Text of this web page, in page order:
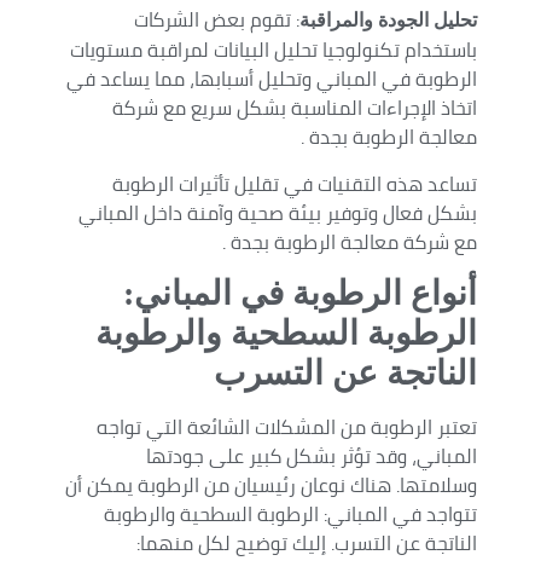
تحليل الجودة والمراقبة: تقوم بعض الشركات
باستخدام تكنولوجيا تحليل البيانات لمراقبة مستويات
الرطوبة في المباني وتحليل أسبابها، مما يساعد في
اتخاذ الإجراءات المناسبة بشكل سريع مع شركة
معالجة الرطوبة بجدة .
تساعد هذه التقنيات في تقليل تأثيرات الرطوبة
بشكل فعال وتوفير بيئة صحية وآمنة داخل المباني
مع شركة معالجة الرطوبة بجدة .
أنواع الرطوبة في المباني:
الرطوبة السطحية والرطوبة
الناتجة عن التسرب
تعتبر الرطوبة من المشكلات الشائعة التي تواجه
المباني، وقد تؤثر بشكل كبير على جودتها
وسلامتها. هناك نوعان رئيسيان من الرطوبة يمكن أن
تتواجد في المباني: الرطوبة السطحية والرطوبة
الناتجة عن التسرب. إليك توضيح لكل منهما: